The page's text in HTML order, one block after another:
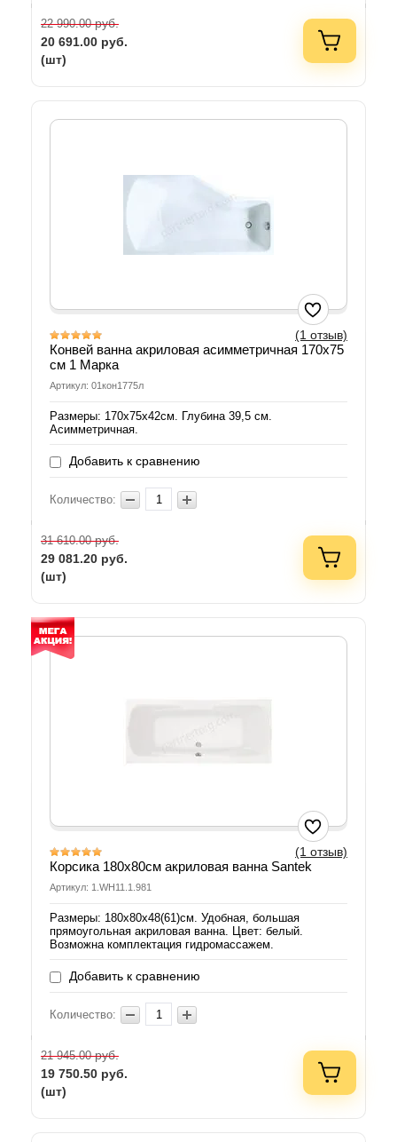
22 990.00руб.
20 691.00 руб.
(шт)
(1 отзыв)
Конвей ванна акриловая асимметричная 170х75
см 1 Марка
Артикул: 01кон1775л
Размеры: 170х75х42см. Глубина 39,5 см.
Асимметричная.
Добавить к сравнению
Количество:
31 610.00руб.
29 081.20 руб.
(шт)
(1 отзыв)
Корсика 180х80см акриловая ванна Santek
Артикул: 1.WH11.1.981
Размеры: 180х80х48(61)см. Удобная, большая
прямоугольная акриловая ванна. Цвет: белый.
Возможна комплектация гидромассажем.
Добавить к сравнению
Количество:
21 945.00руб.
19 750.50 руб.
(шт)